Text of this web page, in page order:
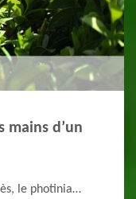
mains d’un
le photinia…